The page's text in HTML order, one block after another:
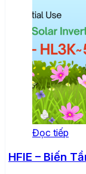
Đọc tiếp
HFIE – Biến